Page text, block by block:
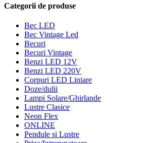
Categorii de produse
Bec LED
Bec Vintage Led
Becuri
Becuri Vintage
Benzi LED 12V
Benzi LED 220V
Corpuri LED Liniare
Doze/dulii
Lampi Solare/Ghirlande
Lustre Clasice
Neon Flex
ONLINE
Pendule si Lustre